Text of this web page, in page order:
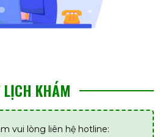
KHÁM
vui lòng liên hệ hotline: